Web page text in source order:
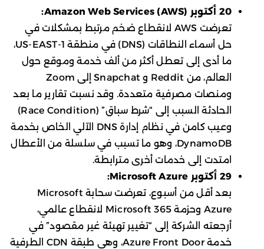
20 أكتوبر
Amazon Web Services (AWS):
تعرضت AWS لانقطاع ضخم مرتبط بمشكلات في
حل أسماء النطاقات (DNS) في منطقة US-EAST-1،
ما أدى إلى تعطل أكثر من ألف خدمة وموقع حول
العالم، من Reddit و Snapchat إلى Zoom
ومنصات مصرفية متعددة. وقد نسبت تقارير ما بعد
الحادثة السبب إلى “شرط سباق” (Race Condition)
وعيب كامن في نظام إدارة DNS الآلي الخاص بخدمة
DynamoDB، وهو ما تسبب في سلسلة من الأعطال
امتدت إلى خدمات أخرى مترابطة.
29 أكتوبر
Microsoft Azure:
بعد أقل من أسبوع، تعرضت سحابة Microsoft
Azure وحزمة Microsoft 365 لانقطاع عالمي،
أرجعته الشركة إلى “تغيير تهيئة غير مقصود” في
خدمة Azure Front Door، وهي طبقة CDN الطرفية